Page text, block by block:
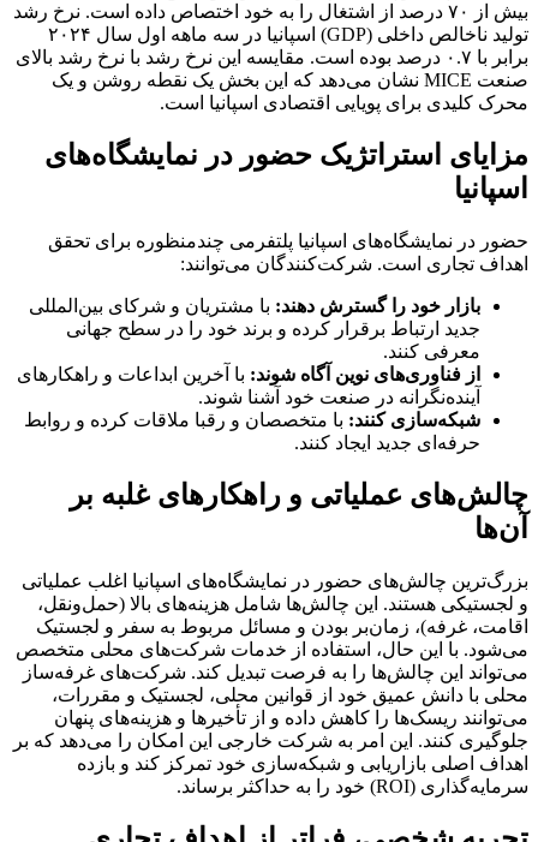
بیش از ۷۰ درصد از اشتغال را به خود اختصاص داده است. نرخ رشد
تولید ناخالص داخلی (GDP) اسپانیا در سه ماهه اول سال ۲۰۲۴
برابر با ۰.۷ درصد بوده است. مقایسه این نرخ رشد با نرخ رشد بالای
صنعت MICE نشان می‌دهد که این بخش یک نقطه روشن و یک
محرک کلیدی برای پویایی اقتصادی اسپانیا است.
مزایای استراتژیک حضور در نمایشگاه‌های
اسپانیا
حضور در نمایشگاه‌های اسپانیا پلتفرمی چندمنظوره برای تحقق
اهداف تجاری است. شرکت‌کنندگان می‌توانند:
بازار خود را گسترش دهند: با مشتریان و شرکای بین‌المللی
جدید ارتباط برقرار کرده و برند خود را در سطح جهانی
معرفی کنند.
از فناوری‌های نوین آگاه شوند: با آخرین ابداعات و راهکارهای
آینده‌نگرانه در صنعت خود آشنا شوند.
شبکه‌سازی کنند: با متخصصان و رقبا ملاقات کرده و روابط
حرفه‌ای جدید ایجاد کنند.
چالش‌های عملیاتی و راهکارهای غلبه بر
آن‌ها
بزرگ‌ترین چالش‌های حضور در نمایشگاه‌های اسپانیا اغلب عملیاتی
و لجستیکی هستند. این چالش‌ها شامل هزینه‌های بالا (حمل‌ونقل،
اقامت، غرفه)، زمان‌بر بودن و مسائل مربوط به سفر و لجستیک
می‌شود. با این حال، استفاده از خدمات شرکت‌های محلی متخصص
می‌تواند این چالش‌ها را به فرصت تبدیل کند. شرکت‌های غرفه‌ساز
محلی با دانش عمیق خود از قوانین محلی، لجستیک و مقررات،
می‌توانند ریسک‌ها را کاهش داده و از تأخیرها و هزینه‌های پنهان
جلوگیری کنند. این امر به شرکت خارجی این امکان را می‌دهد که بر
اهداف اصلی بازاریابی و شبکه‌سازی خود تمرکز کند و بازده
سرمایه‌گذاری (ROI) خود را به حداکثر برساند.